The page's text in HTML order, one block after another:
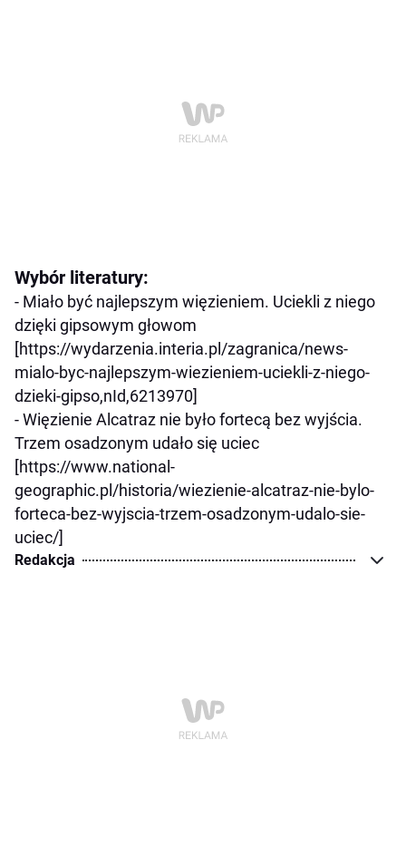
Wybór literatury:
- Miało być najlepszym więzieniem. Uciekli z niego
dzięki gipsowym głowom
[https://wydarzenia.interia.pl/zagranica/news-
mialo-byc-najlepszym-wiezieniem-uciekli-z-niego-
dzieki-gipso,nId,6213970]
- Więzienie Alcatraz nie było fortecą bez wyjścia.
Trzem osadzonym udało się uciec
[https://www.national-
geographic.pl/historia/wiezienie-alcatraz-nie-bylo-
forteca-bez-wyjscia-trzem-osadzonym-udalo-sie-
uciec/]
Redakcja